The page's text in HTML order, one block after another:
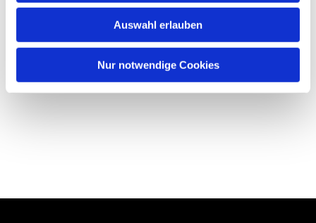
Auswahl erlauben
Nur notwendige Cookies